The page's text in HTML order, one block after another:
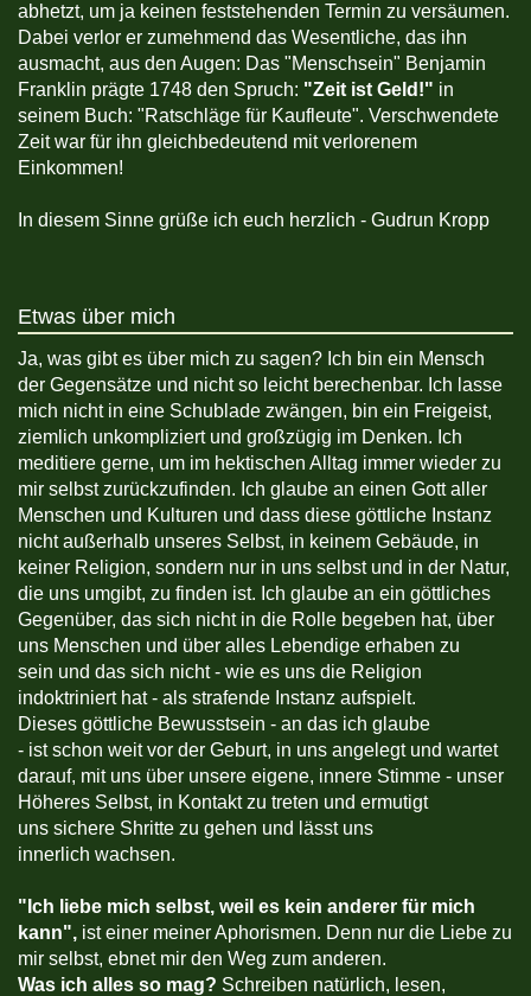
abhetzt, um ja keinen feststehenden Termin zu versäumen.
Dabei verlor er zumehmend das Wesentliche, das ihn
ausmacht, aus den Augen: Das "Menschsein" Benjamin
Franklin prägte 1748 den Spruch: "Zeit ist Geld!" in
seinem Buch: "Ratschläge für Kaufleute". Verschwendete
Zeit war für ihn gleichbedeutend mit verlorenem
Einkommen!
In diesem Sinne grüße ich euch herzlich - Gudrun Kropp
Etwas über mich
Ja, was gibt es über mich zu sagen? Ich bin ein Mensch
der Gegensätze und nicht so leicht berechenbar. Ich lasse
mich nicht in eine Schublade zwängen, bin ein Freigeist,
ziemlich unkompliziert und großzügig im Denken. Ich
meditiere gerne, um im hektischen Alltag immer wieder zu
mir selbst zurückzufinden. Ich glaube an einen Gott aller
Menschen und Kulturen und dass diese göttliche Instanz
nicht außerhalb unseres Selbst, in keinem Gebäude, in
keiner Religion, sondern nur in uns selbst und in der Natur,
die uns umgibt, zu finden ist. Ich glaube an ein göttliches
Gegenüber, das sich nicht in die Rolle begeben hat, über
uns Menschen und über alles Lebendige erhaben zu
sein und das sich nicht - wie es uns die Religion
indoktriniert hat - als strafende Instanz aufspielt.
Dieses göttliche Bewusstsein - an das ich glaube
- ist schon weit vor der Geburt, in uns angelegt und wartet
darauf, mit uns über unsere eigene, innere Stimme - unser
Höheres Selbst, in Kontakt zu treten und ermutigt
uns sichere Shritte zu gehen und lässt uns
innerlich wachsen.
" Ich liebe mich selbst, weil es kein anderer für mich
kann", ist einer meiner Aphorismen. Denn nur die Liebe zu
mir selbst, ebnet mir den Weg zum anderen.
Was ich alles so mag? Schreiben natürlich, lesen,